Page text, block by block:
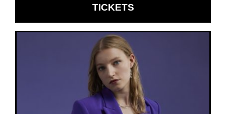
TICKETSOPENT
IN
VENSTER